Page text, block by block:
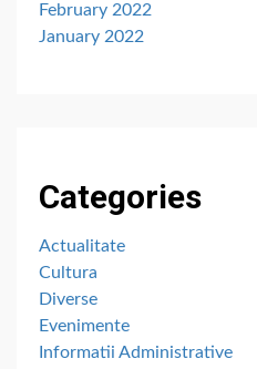
February 2022
January 2022
Categories
Actualitate
Cultura
Diverse
Evenimente
Informatii Administrative